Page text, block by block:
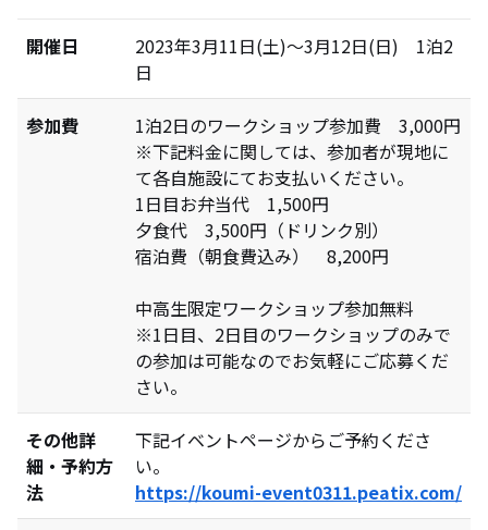
開催日
2023年3月11日(土)〜3月12日(日) 1泊2
日
参加費
1泊2日のワークショップ参加費 3,000円
※下記料金に関しては、参加者が現地に
て各自施設にてお支払いください。
1日目お弁当代 1,500円
夕食代 3,500円（ドリンク別）
宿泊費（朝食費込み） 8,200円
中高生限定ワークショップ参加無料
※1日目、2日目のワークショップのみで
の参加は可能なのでお気軽にご応募くだ
さい。
その他詳
細・予約方
法
下記イベントページからご予約くださ
い。
https://koumi-event0311.peatix.com/